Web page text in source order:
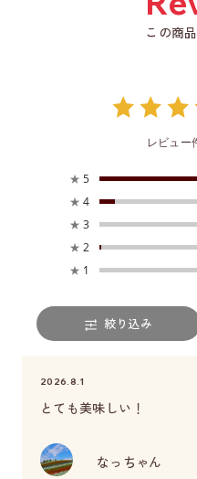
この商
レビュー
★ 5
★ 4
★ 3
★ 2
★ 1
絞り込み
2026.8.1
とても美味しい！
なっちゃん